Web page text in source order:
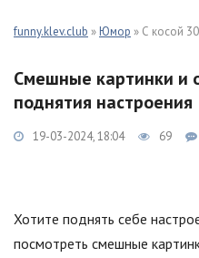
funny.klev.club »Юмор » С косой
Смешные картинки и
поднятия настроения
19-03-2024, 18:04 69
Хотите поднять себе
посмотреть смешные